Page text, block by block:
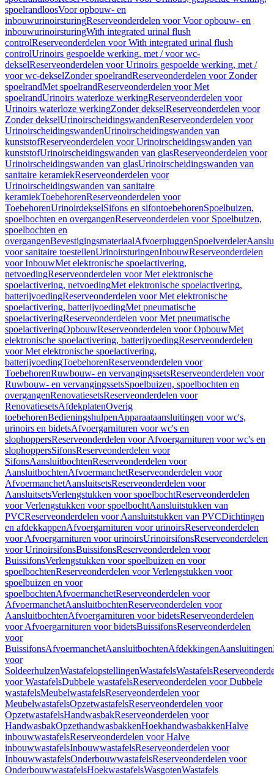
spoelrandloosVoor opbouw- en
inbouwurinoirsturingReserveonderdelen voor Voor opbouw- en
inbouwurinoirsturingWith integrated urinal flush
controlReserveonderdelen voor With integrated urinal flush
controlUrinoirs gespoelde werking, met / voor wc-
dekselReserveonderdelen voor Urinoirs gespoelde werking, met /
voor wc-dekselZonder spoelrandReserveonderdelen voor Zonder
spoelrandMet spoelrandReserveonderdelen voor Met
spoelrandUrinoirs waterloze werkingReserveonderdelen voor
Urinoirs waterloze werkingZonder dekselReserveonderdelen voor
Zonder dekselUrinoirscheidingswandenReserveonderdelen voor
UrinoirscheidingswandenUrinoirscheidingswanden van
kunststofReserveonderdelen voor Urinoirscheidingswanden van
kunststofUrinoirscheidingswanden van glasReserveonderdelen voor
Urinoirscheidingswanden van glasUrinoirscheidingswanden van
sanitaire keramiekReserveonderdelen voor
Urinoirscheidingswanden van sanitaire
keramiekToebehorenReserveonderdelen voor
ToebehorenUrinoirdekselSifons en sifontoebehorenSpoelbuizen,
spoelbochten en overgangenReserveonderdelen voor Spoelbuizen,
spoelbochten en
overgangenBevestigingsmateriaalAfvoerpluggenSpoelverdeler
voor sanitaire toestellenUrinoirsturingenInbouwReserveonderdelen
voor InbouwMet elektronische spoelactivering,
netvoedingReserveonderdelen voor Met elektronische
spoelactivering, netvoedingMet elektronische spoelactivering,
batterijvoedingReserveonderdelen voor Met elektronische
spoelactivering, batterijvoedingMet pneumatische
spoelactiveringReserveonderdelen voor Met pneumatische
spoelactiveringOpbouwReserveonderdelen voor OpbouwMet
elektronische spoelactivering, batterijvoedingReserveonderdelen
voor Met elektronische spoelactivering,
batterijvoedingToebehorenReserveonderdelen voor
ToebehorenRuwbouw- en vervangingssetsReserveonderdelen voor
Ruwbouw- en vervangingssetsSpoelbuizen, spoelbochten en
overgangenRenovatiesetsReserveonderdelen voor
RenovatiesetsAfdekplatenOverig
toebehorenBedieningshulpenApparaataansluitingen voor wc's,
urinoirs en bidetsAfvoergarnituren voor wc's en
slophoppersReserveonderdelen voor Afvoergarnituren voor wc's en
slophoppersSifonsReserveonderdelen voor
SifonsAansluitbochtenReserveonderdelen voor
AansluitbochtenAfvoermanchetReserveonderdelen voor
AfvoermanchetAansluitsetsReserveonderdelen voor
AansluitsetsVerlengstukken voor spoelbochtReserveonderdelen
voor Verlengstukken voor spoelbochtAansluitstukken van
PVCReserveonderdelen voor Aansluitstukken van PVCDichtingen
en afdekkappenAfvoergarnituren voor urinoirsReserveonderdelen
voor Afvoergarnituren voor urinoirsUrinoirsifonsReserveonderdelen
voor UrinoirsifonsBuissifonsReserveonderdelen voor
BuissifonsVerlengstukken voor spoelbuizen en voor
spoelbochtenReserveonderdelen voor Verlengstukken voor
spoelbuizen en voor
spoelbochtenAfvoermanchetReserveonderdelen voor
AfvoermanchetAansluitbochtenReserveonderdelen voor
AansluitbochtenAfvoergarnituren voor bidetsReserveonderdelen
voor Afvoergarnituren voor bidetsBuissifonsReserveonderdelen
voor
BuissifonsAfvoermanchetAansluitbochtenAfdekkingenAansluitingen
voor
SoldeerhulzenWastafelopstellingenWastafelsWastafels
voor WastafelsDubbele wastafelsReserveonderdelen voor Dubbele
wastafelsMeubelwastafelsReserveonderdelen voor
MeubelwastafelsOpzetwastafelsReserveonderdelen voor
OpzetwastafelsHandwasbakReserveonderdelen voor
HandwasbakOpzethandwasbakkenHoekhandwasbakkenHalve
inbouwwastafelsReserveonderdelen voor Halve
inbouwwastafelsInbouwwastafelsReserveonderdelen voor
InbouwwastafelsOnderbouwwastafelsReserveonderdelen voor
OnderbouwwastafelsHoekwastafelsWasgotenWastafels